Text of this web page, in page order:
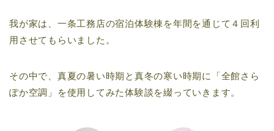
我が家は、一条工務店の宿泊体験棟を年間を通じて４回利
用させてもらいました。
その中で、真夏の暑い時期と真冬の寒い時期に「全館さら
ぽか空調」を使用してみた体験談を綴っていきます。